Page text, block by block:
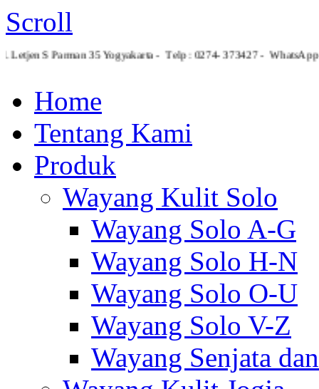
Scroll
Jl. Letjen S Parman 35 Yogyakarta - Telp : 0274- 373427 -
Home
Tentang Kami
Produk
Wayang Kulit Solo
Wayang Solo A-G
Wayang Solo H-N
Wayang Solo O-U
Wayang Solo V-Z
Wayang Senjata